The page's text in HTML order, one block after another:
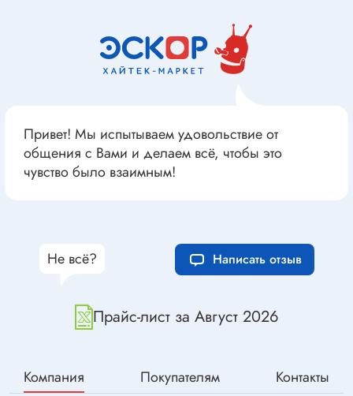
Привет! Мы испытываем удовольствие от
общения с Вами и делаем всё, чтобы это
чувство было взаимным!
Прайс-лист за Август 2026
Не всё? Написать отзыв
Компания Покупателям Контакты